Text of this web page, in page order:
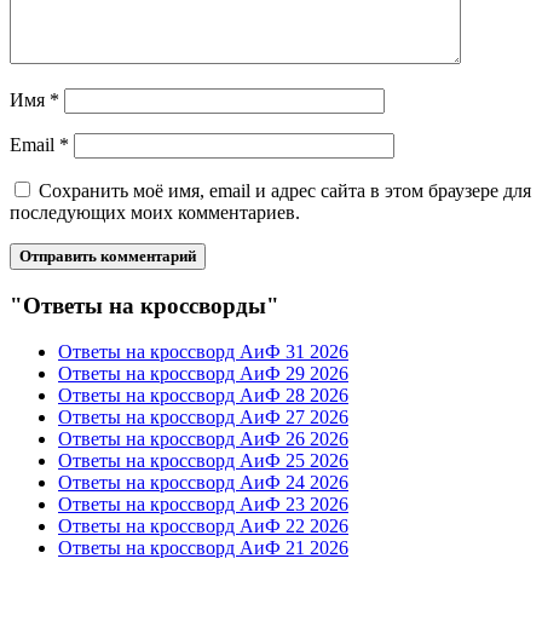
Имя *
Email *
Сохранить моё имя, email и адрес сайта в этом браузере для
последующих моих комментариев.
"Ответы на кроссворды"
Ответы на кроссворд АиФ 31 2026
Ответы на кроссворд АиФ 29 2026
Ответы на кроссворд АиФ 28 2026
Ответы на кроссворд АиФ 27 2026
Ответы на кроссворд АиФ 26 2026
Ответы на кроссворд АиФ 25 2026
Ответы на кроссворд АиФ 24 2026
Ответы на кроссворд АиФ 23 2026
Ответы на кроссворд АиФ 22 2026
Ответы на кроссворд АиФ 21 2026